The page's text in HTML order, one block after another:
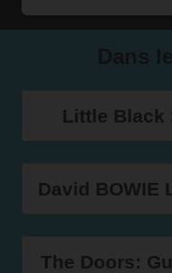
Little Black
David BOWIE
The Doors: